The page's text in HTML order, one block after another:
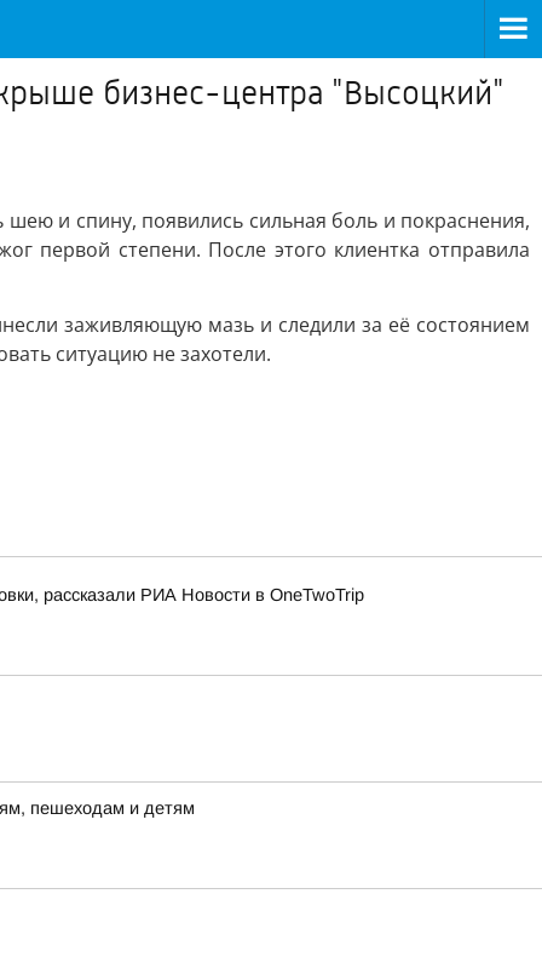
бизнес-центра "Высоцкий"
шею и спину, появились сильная боль и покраснения,
первой степени. После этого клиентка отправила
заживляющую мазь и следили за её состоянием
ситуацию не захотели.
рассказали РИА Новости в OneTwoTrip
пешеходам и детям